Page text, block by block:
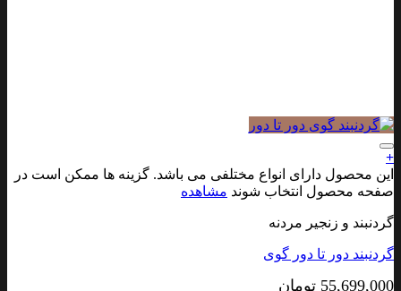
افزودن به علاقه مندی ها+
این محصول دارای انواع مختلفی می باشد. گزینه ها ممکن است در
صفحه محصول انتخاب شوند مشاهده
گردنبند و زنجیر مردنه
گردنبند دور تا دور گوی
55,699,000 تومان